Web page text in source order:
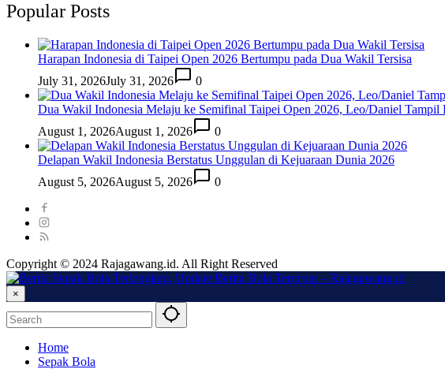
Popular Posts
Harapan Indonesia di Taipei Open 2026 Bertumpu pada Dua Wakil Tersisa
July 31, 2026July 31, 2026 0
Dua Wakil Indonesia Melaju ke Semifinal Taipei Open 2026, Leo/Daniel Tampil
August 1, 2026August 1, 2026 0
Delapan Wakil Indonesia Berstatus Unggulan di Kejuaraan Dunia 2026
August 5, 2026August 5, 2026 0
Copyright © 2024 Rajagawang.id. All Right Reserved
×
Home
Sepak Bola